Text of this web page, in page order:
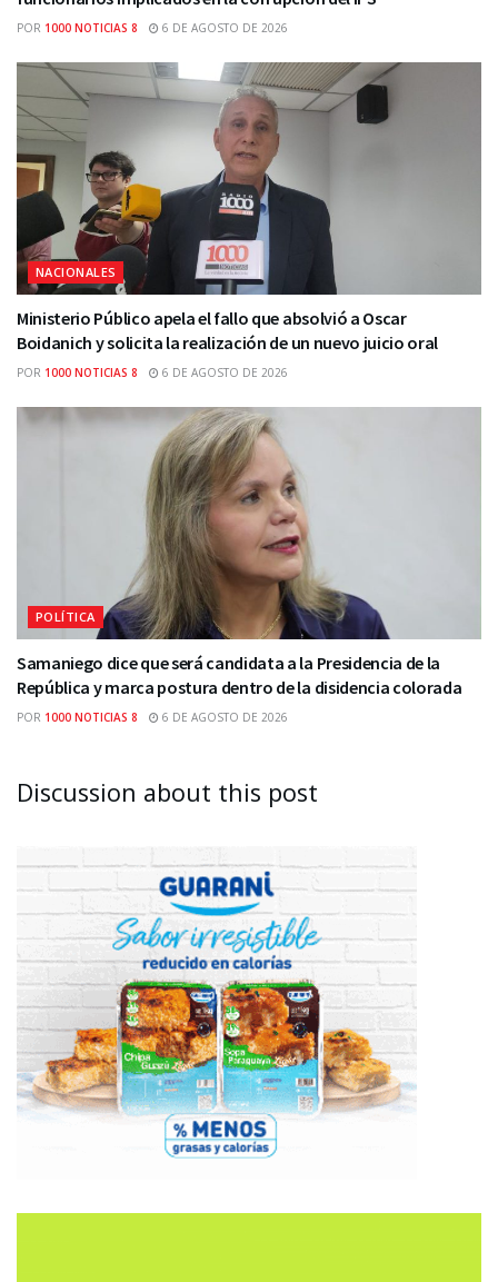
POR 1000 NOTICIAS 8 6 DE AGOSTO DE 2026
NACIONALES
Ministerio Público apela el fallo que absolvió a Oscar
Boidanich y solicita la realización de un nuevo juicio oral
POR 1000 NOTICIAS 8 6 DE AGOSTO DE 2026
POLÍTICA
Samaniego dice que será candidata a la Presidencia de la
República y marca postura dentro de la disidencia colorada
POR 1000 NOTICIAS 8 6 DE AGOSTO DE 2026
Discussion about this post